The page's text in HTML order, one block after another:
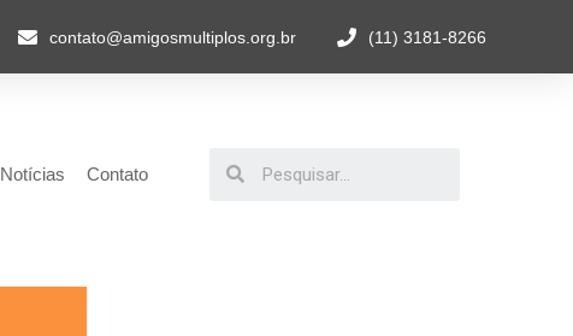
contato@amigosmultiplos.org.br (11) 3181-8266
Notícias Contato